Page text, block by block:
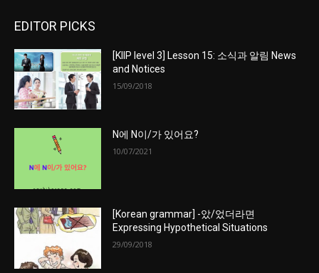
EDITOR PICKS
[KIIP level 3] Lesson 15: 소식과 알림 News
and Notices
15/09/2018
N에 N이/가 있어요?
10/07/2021
[Korean grammar] -았/었더라면
Expressing Hypothetical Situations
29/09/2018